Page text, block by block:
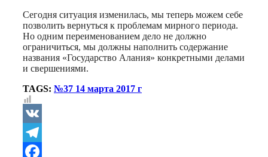
Сегодня ситуация изменилась, мы теперь можем себе
позволить вернуться к проблемам мирного периода.
Но одним переименованием дело не должно
ограничиться, мы должны наполнить содержание
названия «Государство Алания» конкретными делами
и свершениями.
TAGS: №37 14 марта 2017 г
VK
Telegram